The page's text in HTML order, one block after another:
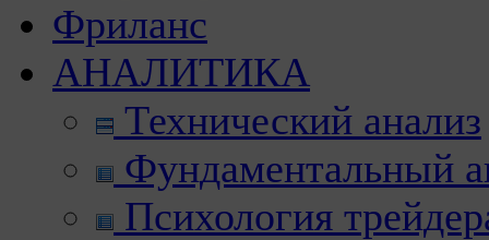
Фриланс
АНАЛИТИКА
Технический анализ
Фундаментальный
Психология